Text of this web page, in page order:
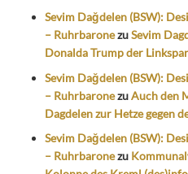
Sevim Dağdelen (BSW):
– RuhrbaronezuSevim
Donalda Trump der
Sevim Dağdelen (BSW):
– RuhrbaronezuAuch den
Dagdelen zur Hetze gegen
Sevim Dağdelen (BSW):
– Ruhrbaronezu